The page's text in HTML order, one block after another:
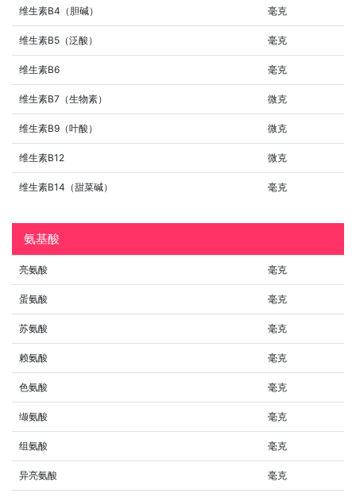
维生素B4（胆碱） 毫克
维生素B5（泛酸） 毫克
维生素B6 毫克
维生素B7（生物素） 微克
维生素B9（叶酸） 微克
维生素B12 微克
维生素B14（甜菜碱） 毫克
氨基酸
亮氨酸 毫克
蛋氨酸 毫克
苏氨酸 毫克
赖氨酸 毫克
色氨酸 毫克
缬氨酸 毫克
组氨酸 毫克
异亮氨酸 毫克